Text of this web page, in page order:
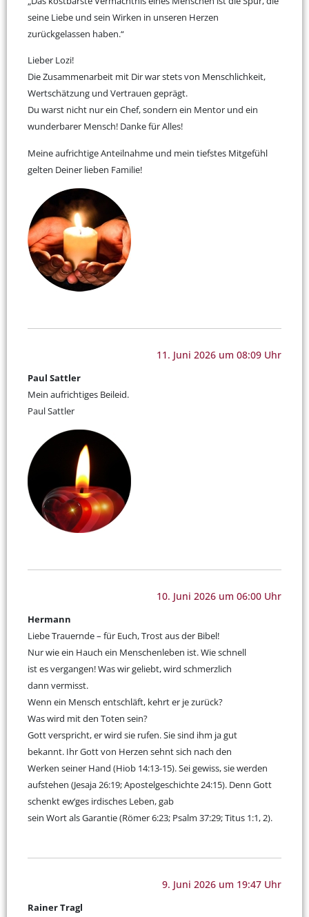
seine Liebe und sein Wirken in unseren Herzen
zurückgelassen haben.“
Lieber Lozi!
Die Zusammenarbeit mit Dir war stets von Menschlichkeit,
Wertschätzung und Vertrauen geprägt.
Du warst nicht nur ein Chef, sondern ein Mentor und ein
wunderbarer Mensch! Danke für Alles!
Meine aufrichtige Anteilnahme und mein tiefstes Mitgefühl
gelten Deiner lieben Familie!
11. Juni 2026 um 08:09 Uhr
Paul Sattler
Mein aufrichtiges Beileid.
Paul Sattler
10. Juni 2026 um 06:00 Uhr
Hermann
Liebe Trauernde – für Euch, Trost aus der Bibel!
Nur wie ein Hauch ein Menschenleben ist. Wie schnell
ist es vergangen! Was wir geliebt, wird schmerzlich
dann vermisst.
Wenn ein Mensch entschläft, kehrt er je zurück?
Was wird mit den Toten sein?
Gott verspricht, er wird sie rufen. Sie sind ihm ja gut
bekannt. Ihr Gott von Herzen sehnt sich nach den
Werken seiner Hand (Hiob 14:13-15). Sei gewiss, sie werden
aufstehen (Jesaja 26:19; Apostelgeschichte 24:15). Denn Gott
schenkt ew‘ges irdisches Leben, gab
sein Wort als Garantie (Römer 6:23; Psalm 37:29; Titus 1:1, 2).
9. Juni 2026 um 19:47 Uhr
Rainer Tragl